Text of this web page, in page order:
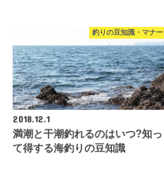
釣りの豆知識・マナー
2018.12.1
満潮と干潮釣れるのはいつ?知っ
て得する海釣りの豆知識